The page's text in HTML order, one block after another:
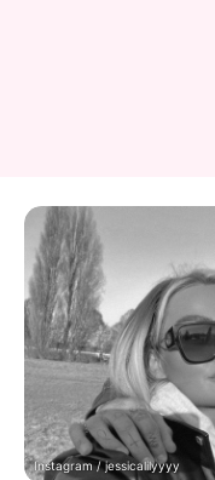
Instagram / jessicalilyyyy